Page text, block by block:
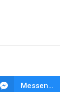
Messenger